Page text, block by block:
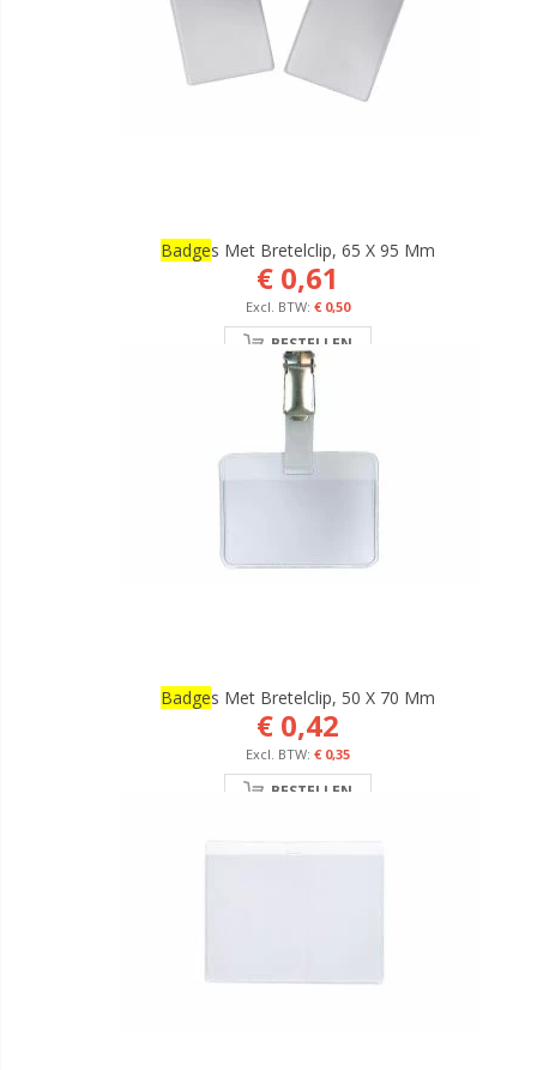
BadgeS Met Bretelclip, 65 X 95 Mm
€ 0,61
€ 0,50
BESTELLEN
BadgeS Met Bretelclip, 50 X 70 Mm
€ 0,42
€ 0,35
BESTELLEN